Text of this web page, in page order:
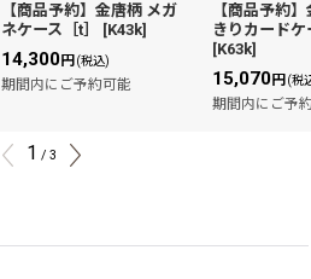
【商品予約】金唐柄 メガ
ネケース［t］
[K43k]
14,300円 (税込)
期間内にご予約可能
【商品予約
きりカード
[K63k]
15,070円 (税
期間内にご予
1 / 3